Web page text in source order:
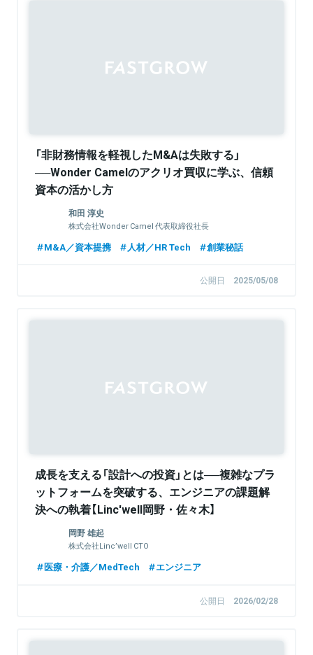
「非財務情報を軽視したM&Aは失敗する」
──Wonder Camelのアクリオ買収に学ぶ、信頼
資本の活かし方
和田 淳史
株式会社Wonder Camel 代表取締役社長
M&A／資本提携 人材／HR Tech 創業秘話
公開日 2025/05/08
成長を支える「設計への投資」とは──複雑なプラ
ットフォームを突破する、エンジニアの課題解
決への執着【Linc'well岡野・佐々木】
岡野 雄起
株式会社Linc’well CTO
医療・介護／MedTech エンジニア
公開日 2026/02/28